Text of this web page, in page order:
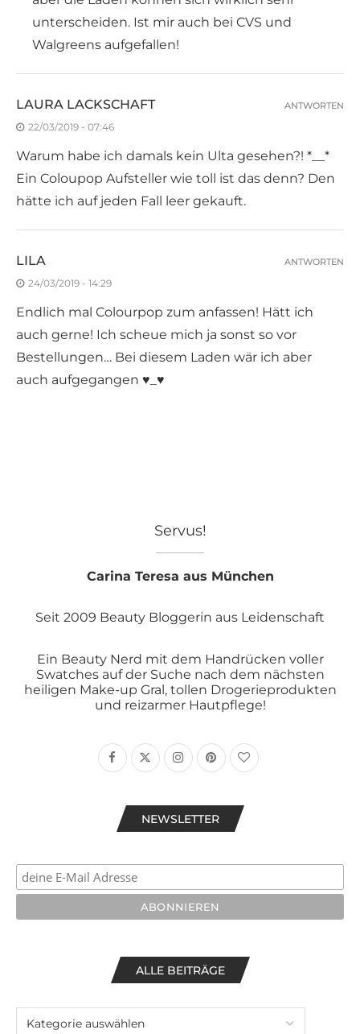
unterscheiden. Ist mir auch bei CVS und
Walgreens aufgefallen!
LAURA LACKSCHAFT
22/03/2019 - 07:46
Warum habe ich damals kein Ulta gesehen?! *__*
Ein Coloupop Aufsteller wie toll ist das denn? Den
hätte ich auf jeden Fall leer gekauft.
ANTWORTEN
LILA
24/03/2019 - 14:29
Endlich mal Colourpop zum anfassen! Hätt ich
auch gerne! Ich scheue mich ja sonst so vor
Bestellungen… Bei diesem Laden wär ich aber
auch aufgegangen ♥_♥
ANTWORTEN
Servus!
Carina Teresa aus München
Seit 2009 Beauty Bloggerin aus Leidenschaft
Ein Beauty Nerd mit dem Handrücken voller
Swatches auf der Suche nach dem nächsten
heiligen Make-up Gral, tollen Drogerieprodukten
und reizarmer Hautpflege!
NEWSLETTER
ALLE BEITRÄGE